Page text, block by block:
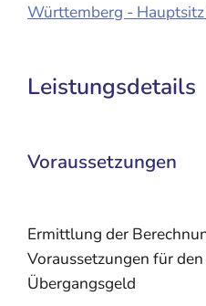
Württemberg -
Leistungsdetails
Voraussetzungen
Ermittlung der
Voraussetzungen für
Übergangsgeld